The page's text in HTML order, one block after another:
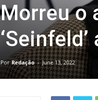
Morreu o
Por Redação - June 13, 2022